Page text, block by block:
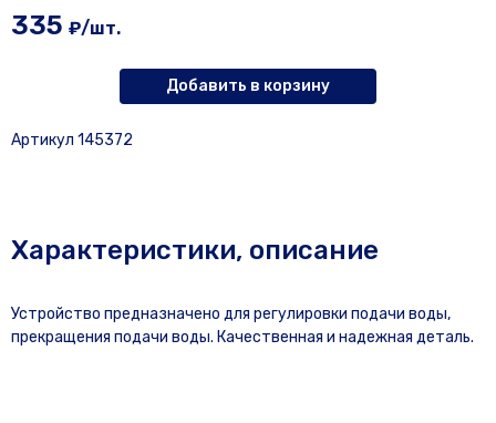
335 ₽/шт.
Добавить в корзину
Артикул 145372
Характеристики, описание
Устройство предназначено для регулировки подачи воды,
прекращения подачи воды. Качественная и надежная деталь.